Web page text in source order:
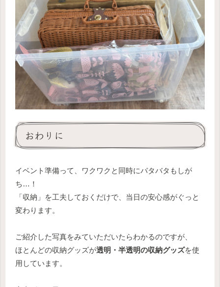
おわりに
イベント準備って、ワクワクと同時にバタバタもしが
ち…！
「収納」を工夫しておくだけで、当日の安心感がぐっと
変わります。
ご紹介した写真をみていただいたらわかるのですが、
ほとんどの収納グッズが透明・半透明の収納グッズを使
用しています。